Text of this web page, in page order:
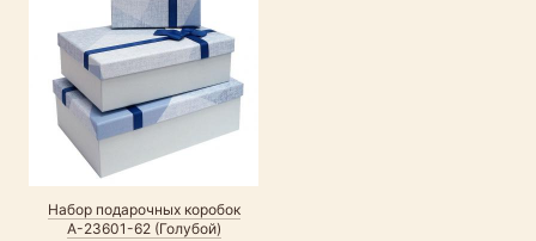
Набор подарочных коробок
А-23601-62 (Голубой)